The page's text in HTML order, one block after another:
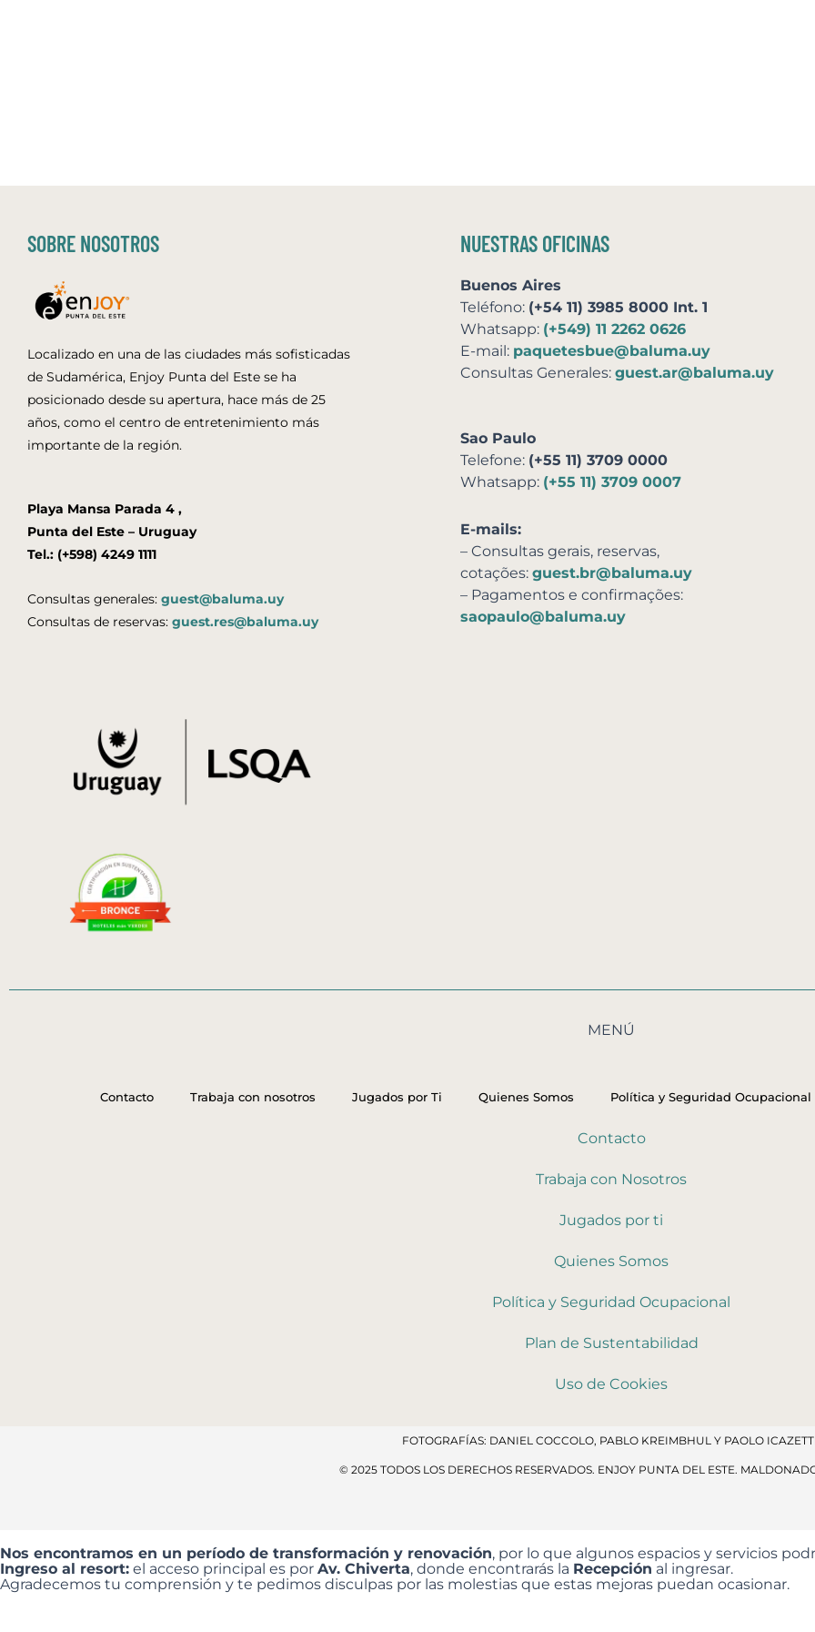
SOBRE NOSOTROS
Localizado en una de las ciudades más sofisticadas
de Sudamérica, Enjoy Punta del Este se ha
posicionado desde su apertura, hace más de 25
años, como el centro de entretenimiento más
importante de la región.
Playa Mansa Parada 4 ,
Punta del Este – Uruguay
Tel.: (+598) 4249 1111
Consultas generales: guest@baluma.uy
Consultas de reservas: guest.res@baluma.uy
NUESTRAS OFICINAS
Buenos Aires
Teléfono: (+54 11) 3985 8000 Int. 1
Whatsapp: (+549) 11 2262 0626
E-mail: paquetesbue@baluma.uy
Consultas Generales: guest.ar@baluma.uy
Sao Paulo
Telefone: (+55 11) 3709 0000
Whatsapp: (+55 11) 3709 0007
E-mails:
– Consultas gerais, reservas,
cotações: guest.br@baluma.uy
– Pagamentos e confirmações:
saopaulo@baluma.uy
MENÚ
Contacto Trabaja con nosotros Jugados por Ti Quienes Somos Política y Seguridad Ocupacional
Contacto
Trabaja con Nosotros
Jugados por ti
Quienes Somos
Política y Seguridad Ocupacional
Plan de Sustentabilidad
Uso de Cookies
FOTOGRAFÍAS: DANIEL COCCOLO, PABLO KREIMBHUL Y PAOLO
© 2025 TODOS LOS DERECHOS RESERVADOS​. ENJOY PUNTA DEL ESTE.
Nos encontramos en un período de transformación y renovación, por lo que algunos espacios y servicios
Ingreso al resort: el acceso principal es por Av. Chiverta, donde encontrarás la Recepción al ingresar.
Agradecemos tu comprensión y te pedimos disculpas por las molestias que estas mejoras puedan ocasionar.